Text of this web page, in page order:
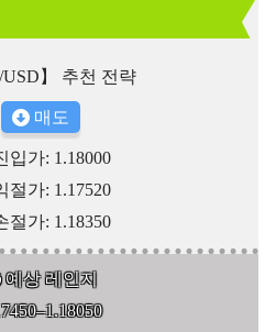
USD】 추천 전략
매도
입가: 1.18000
절가: 1.17520
절가: 1.18350
예상 레인지